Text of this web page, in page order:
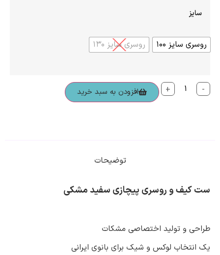
سایز
روسری سایز ۱۰۰ روسری سایز ۱۳۰
-
+ افزودن به سبد خرید
توضیحات
ست کیف و روسری پیچازی سفید مشکی
طراحی و تولید اختصاصی مشکات
یک انتخاب لوکس و شیک برای بانوی ایرانی